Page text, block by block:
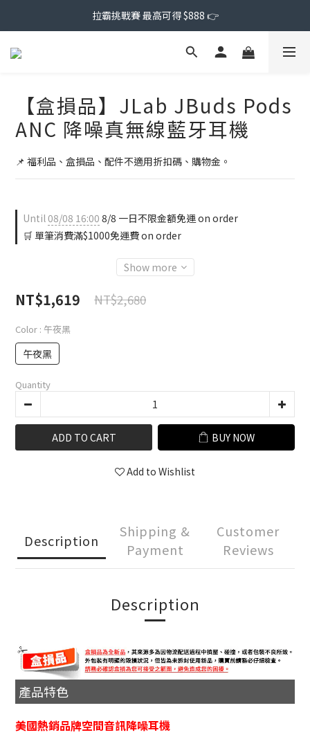
拉霸挑戰賽 最高可得 $888 👉
【盒損品】JLab JBuds Pods
ANC 降噪真無線藍牙耳機
📌 福利品、盒損品、配件不適用折扣碼、購物金。
Until08/08 16:00 8/8 一日不限金額免運 on order
🛒 單筆消費滿$1000免運費 on order
Show more
NT$1,619 NT$2,680
Color : 午夜黑
午夜黑
Quantity
ADD TO CART BUY NOW
Add to Wishlist
Description
Shipping &
Payment
Customer
Reviews
Description
產品特色
美國熱銷品牌空間音訊降噪耳機